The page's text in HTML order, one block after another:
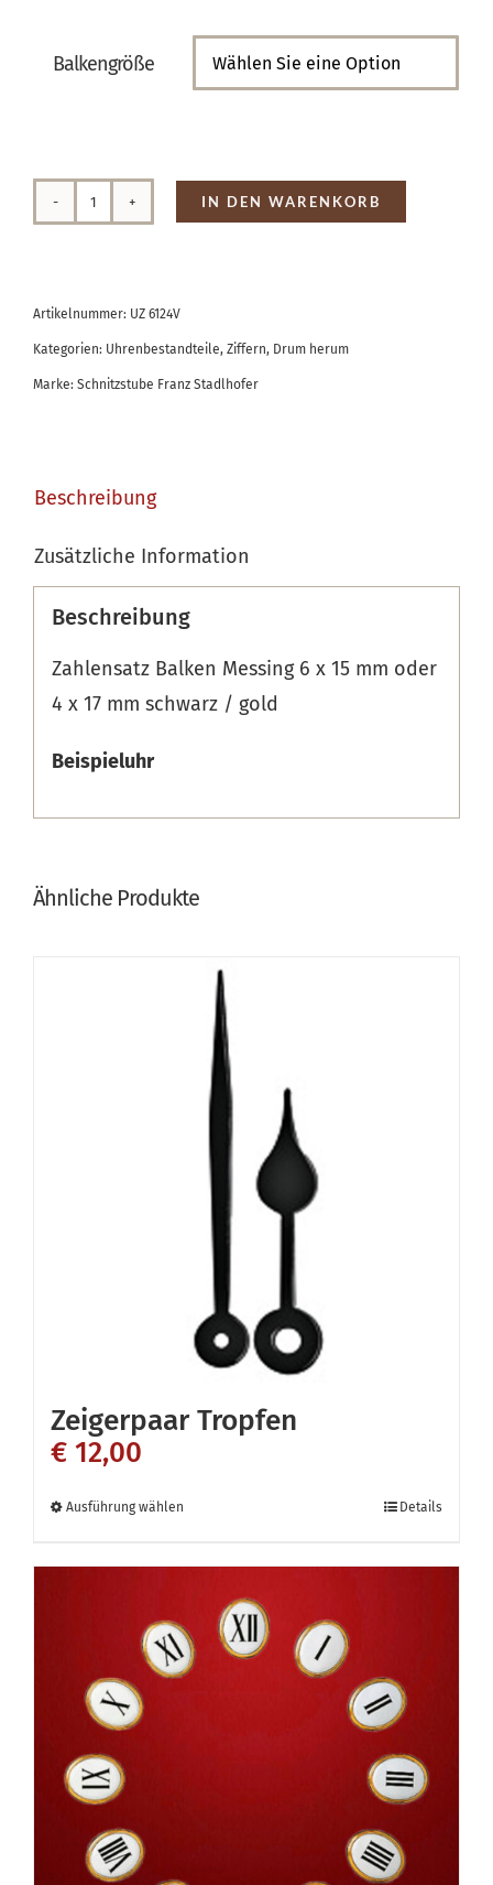
Balkengröße
Zahlensatz
Menge
IN DEN WARENKORB
Artikelnummer: UZ 6124V
Kategorien: Uhrenbestandteile, Ziffern, Drum herum
Marke: Schnitzstube Franz Stadlhofer
Beschreibung
Zusätzliche Information
Beschreibung
Zahlensatz Balken Messing 6 x 15 mm oder
4 x 17 mm schwarz / gold
Beispieluhr
Ähnliche Produkte
Zeigerpaar Tropfen
€ 12,00
Ausführung wählen
mehrere
Varianten
auf.
Details